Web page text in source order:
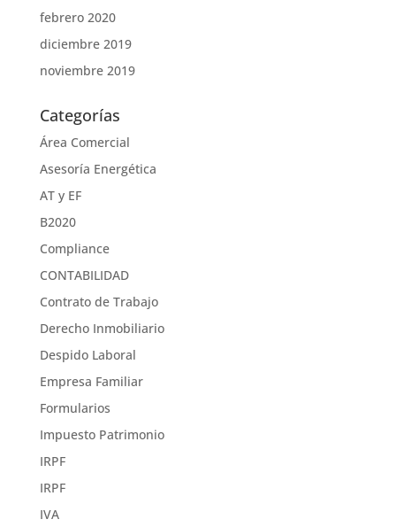
febrero 2020
diciembre 2019
noviembre 2019
Categorías
Área Comercial
Asesoría Energética
AT y EF
B2020
Compliance
CONTABILIDAD
Contrato de Trabajo
Derecho Inmobiliario
Despido Laboral
Empresa Familiar
Formularios
Impuesto Patrimonio
IRPF
IRPF
IVA